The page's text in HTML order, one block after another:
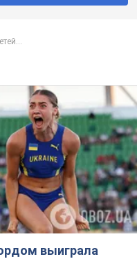
выиграла